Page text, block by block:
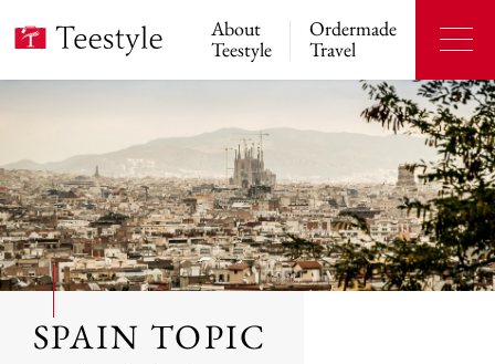
About
Teestyle
Ordermade
Travel
SPAIN TOPIC